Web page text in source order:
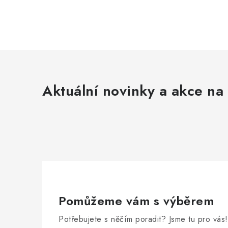
Aktuální novinky a akce na
Pomůžeme vám s výběrem
Potřebujete s něčím poradit? Jsme tu pro vás!